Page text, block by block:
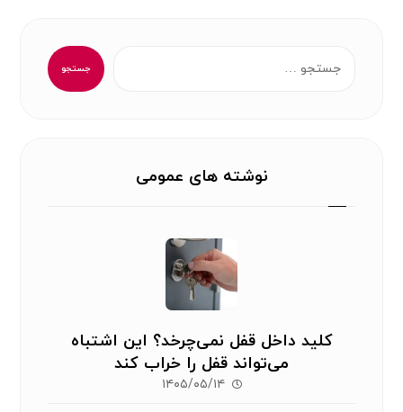
جستجو
نوشته های عمومی
کلید داخل قفل نمی‌چرخد؟ این اشتباه
می‌تواند قفل را خراب کند
۱۴۰۵/۰۵/۱۴